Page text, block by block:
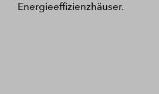
Energieeffizienzhäuser.